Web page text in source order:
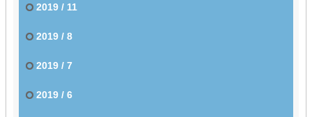
2019 / 11
2019 / 8
2019 / 7
2019 / 6